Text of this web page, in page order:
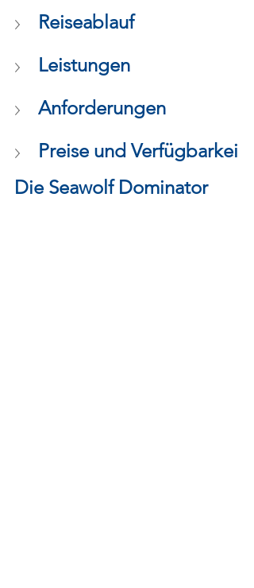
Reiseablauf
Leistungen
Anforderungen
Preise und Verfügbarkei
Die Seawolf Dominator